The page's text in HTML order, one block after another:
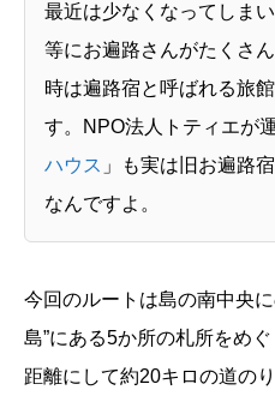
最近は少なくなってしま
等にお遍路さんがたくさ
時は遍路宿と呼ばれる旅
す。NPO法人トティエが
ハウス 」も実は旧お遍路
なんですよ。
今回のルートは島の南中央
島”にある5か所の札所をめぐ
距離にして約20キロの道の